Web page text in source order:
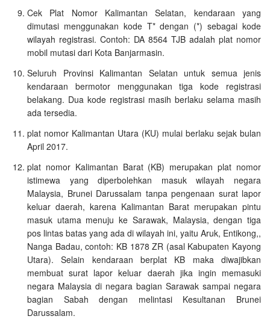
Cek Plat Nomor Kalimantan Selatan, kendaraan yang
dimutasi menggunakan kode T* dengan (*) sebagai kode
wilayah registrasi. Contoh: DA 8564 TJB adalah plat nomor
mobil mutasi dari Kota Banjarmasin.
Seluruh Provinsi Kalimantan Selatan untuk semua jenis
kendaraan bermotor menggunakan tiga kode registrasi
belakang. Dua kode registrasi masih berlaku selama masih
ada tersedia.
plat nomor Kalimantan Utara (KU) mulai berlaku sejak bulan
April 2017.
plat nomor Kalimantan Barat (KB) merupakan plat nomor
istimewa yang diperbolehkan masuk wilayah negara
Malaysia, Brunei Darussalam tanpa pengenaan surat lapor
keluar daerah, karena Kalimantan Barat merupakan pintu
masuk utama menuju ke Sarawak, Malaysia, dengan tiga
pos lintas batas yang ada di wilayah ini, yaitu Aruk, Entikong,,
Nanga Badau, contoh: KB 1878 ZR (asal Kabupaten Kayong
Utara). Selain kendaraan berplat KB maka diwajibkan
membuat surat lapor keluar daerah jika ingin memasuki
negara Malaysia di negara bagian Sarawak sampai negara
bagian Sabah dengan melintasi Kesultanan Brunei
Darussalam.